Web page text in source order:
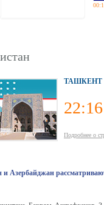
ТАШКЕНТ
22:16
Подробнее о
и Азербайджан